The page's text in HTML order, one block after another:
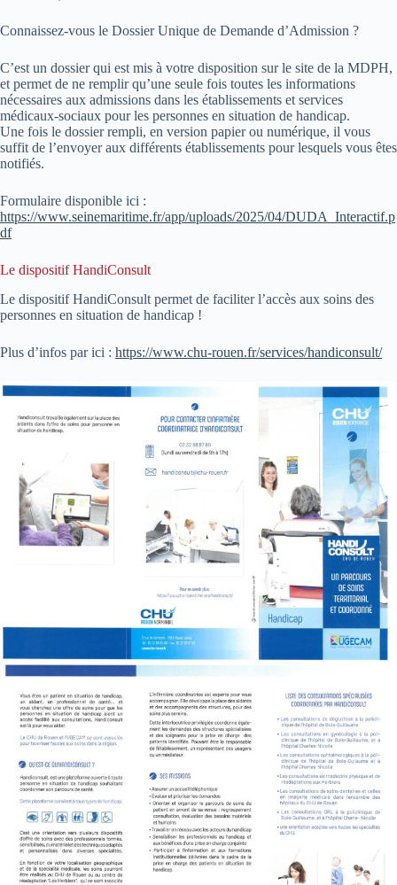
Connaissez-vous le Dossier Unique de Demande d’Admission ?
C’est un dossier qui est mis à votre disposition sur le site de la MDPH,
et permet de ne remplir qu’une seule fois toutes les informations
nécessaires aux admissions dans les établissements et services
médicaux-sociaux pour les personnes en situation de handicap.
Une fois le dossier rempli, en version papier ou numérique, il vous
suffit de l’envoyer aux différents établissements pour lesquels vous êtes
notifiés.
Formulaire disponible ici :
https://www.seinemaritime.fr/app/uploads/2025/04/DUDA_Interactif.p
df
Le dispositif HandiConsult
Le dispositif HandiConsult permet de faciliter l’accès aux soins des
personnes en situation de handicap !
Plus d’infos par ici : https://www.chu-rouen.fr/services/handiconsult/